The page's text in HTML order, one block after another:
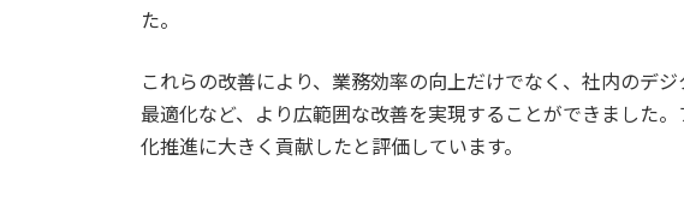
た。
これらの改善により、業務効率の向上だけでなく、社内のデ
最適化など、より広範囲な改善を実現することができました
化推進に大きく貢献したと評価しています。